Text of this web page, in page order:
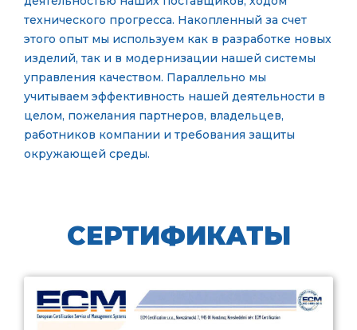
технического прогресса. Накопленный за счет
этого опыт мы используем как в разработке новых
изделий, так и в модернизации нашей системы
управления качеством. Параллельно мы
учитываем эффективность нашей деятельности в
целом, пожелания партнеров, владельцев,
работников компании и требования защиты
окружающей среды.
СЕРТИФИКАТЫ